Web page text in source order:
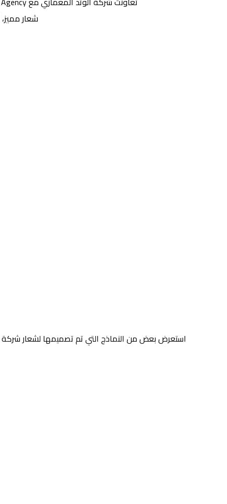
شعار
استعرض بعض من النماذج التي تم تصميمها لشعار شركة